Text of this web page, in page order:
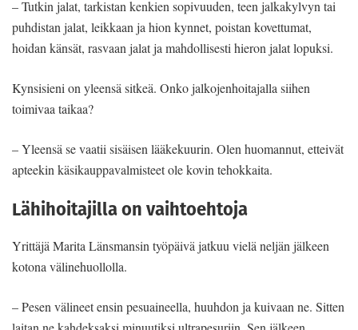
– Tutkin jalat, tarkistan kenkien sopivuuden, teen jalkakylvyn tai
puhdistan jalat, leikkaan ja hion kynnet, poistan kovettumat,
hoidan känsät, rasvaan jalat ja mahdollisesti hieron jalat lopuksi.
Kynsisieni on yleensä sitkeä. Onko jalkojenhoitajalla siihen
toimivaa taikaa?
– Yleensä se vaatii sisäisen lääkekuurin. Olen huomannut, etteivät
apteekin käsikauppavalmisteet ole kovin tehokkaita.
Lähihoitajilla on vaihtoehtoja
Yrittäjä Marita Länsmansin työpäivä jatkuu vielä neljän jälkeen
kotona välinehuollolla.
– Pesen välineet ensin pesuaineella, huuhdon ja kuivaan ne. Sitten